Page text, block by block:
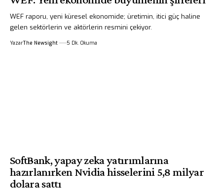
WEF raporu, yeni küresel ekonomide; üretimin, itici güç haline
gelen sektörlerin ve aktörlerin resmini çekiyor.
YazarThe Newsight 5 Dk. Okuma
SoftBank, yapay zeka yatırımlarına
hazırlanırken Nvidia hisselerini 5,8 milyar
dolara sattı